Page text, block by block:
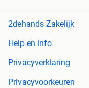
2dehands Zakelijk
Help en info
Privacyverklaring
Privacyvoorkeuren